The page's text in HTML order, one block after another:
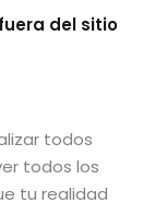
fuera del sitio
todos
todos los
tu realidad